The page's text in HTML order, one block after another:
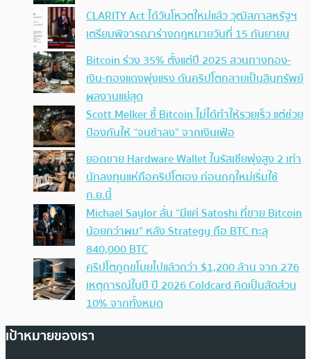
CLARITY Act ได้วันโหวตใหม่แล้ว วุฒิสภาสหรัฐฯ
เตรียมพิจารณาร่างกฎหมายวันที่ 15 กันยายน
Bitcoin ร่วง 35% ตั้งแต่ปี 2025 สวนทางทอง-
เงิน-ทองแดงพุ่งแรง ดันคริปโตกลายเป็นสินทรัพย์
ผลงานแย่สุด
Scott Melker ชี้ Bitcoin ไม่ได้ทำให้รวยเร็ว แต่ช่วย
ป้องกันให้ “จนช้าลง” จากเงินเฟ้อ
ยอดขาย Hardware Wallet ในรัสเซียพุ่งสูง 2 เท่า
นักลงทุนแห่ถือคริปโตเอง ก่อนกฎใหม่เริ่มใช้
ก.ย.นี้
Michael Saylor ลั่น “มีแค่ Satoshi ที่ขาย Bitcoin
น้อยกว่าผม” หลัง Strategy ถือ BTC ทะลุ
840,000 BTC
คริปโตถูกขโมยไปแล้วกว่า $1,200 ล้าน จาก 276
เหตุการณ์ในปี ปี 2026 Coldcard คิดเป็นสัดส่วน
10% จากทั้งหมด
เป้าหมายของเรา